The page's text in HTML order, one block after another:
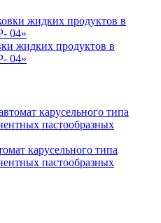
жидких продуктов в
04»
карусельного типа
пастообразных